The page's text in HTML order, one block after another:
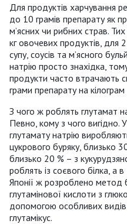
Для продуктів харчування
до 10 грамів препарату як
м’ясних чи рибних страв.
кг овочевих продуктів, для 2
супу, соусів та м’ясного
натрію просто знахідка,
продукти часто втрачають
грами препарату на кілограм
З чого ж роблять глутамат
Певно, кому з чого
глутамату натрію
цукрового буряку, близько
близько 20 % – з
роблять із соєвого білка, а
Японії ж розроблено метод
глутамінової кислоти з
допомогою особливих видів
глутамікус.